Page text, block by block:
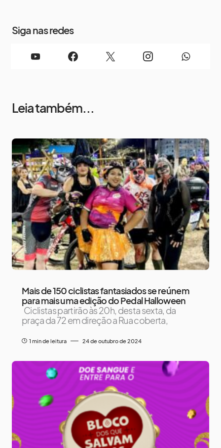
Siga nas redes
Leia também...
Mais de 150 ciclistas fantasiados se reúnem
para mais uma edição do Pedal Halloween
Ciclistas partirão às 20h, desta sexta, da
praça da 72 em direção a Rua coberta,
1 min de leitura 24 de outubro de 2024